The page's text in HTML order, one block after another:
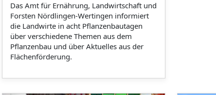
Das Amt für Ernährung, Landwirtschaft und
Forsten Nördlingen-Wertingen informiert
die Landwirte in acht Pflanzenbautagen
über verschiedene Themen aus dem
Pflanzenbau und über Aktuelles aus der
Flächenförderung.